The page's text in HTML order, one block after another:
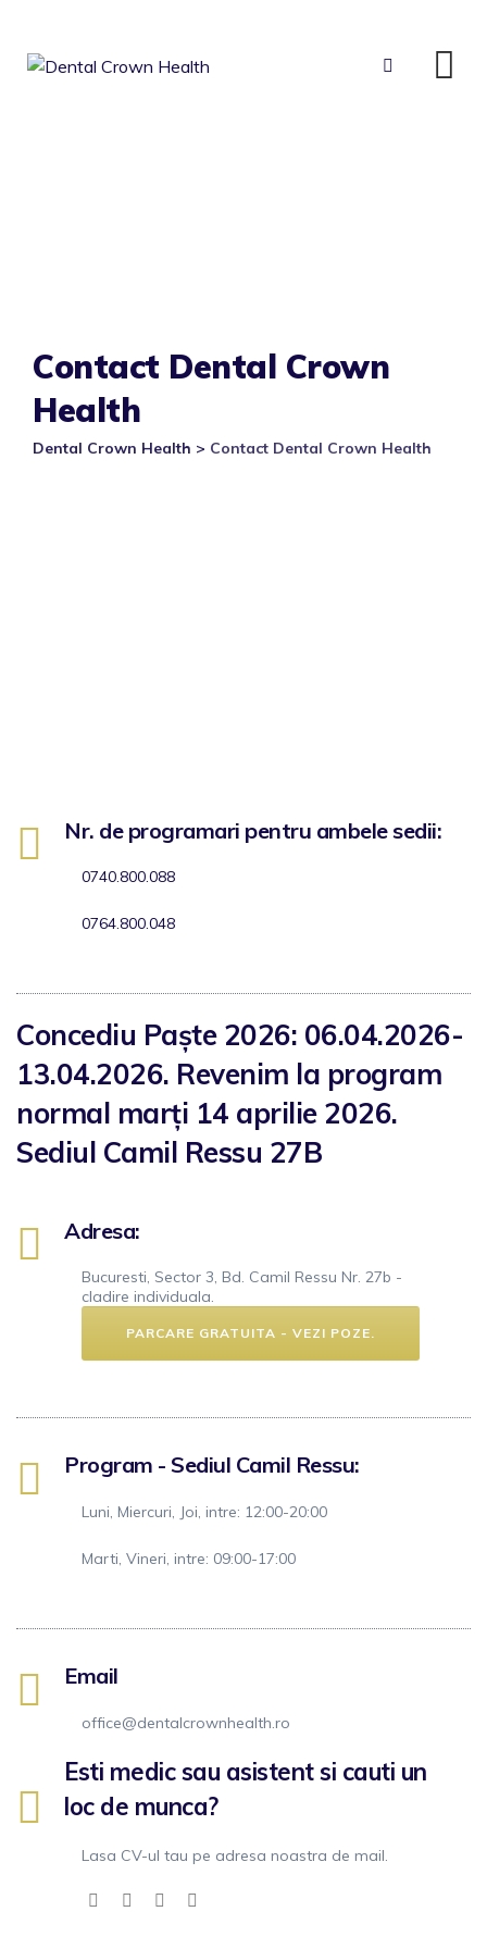
content
Contact Dental Crown
Health
Dental Crown Health > Contact Dental Crown Health
Nr. de programari pentru ambele sedii:
0740.800.088
0764.800.048
Concediu Paște 2026: 06.04.2026-
13.04.2026. Revenim la program
normal marți 14 aprilie 2026.
Sediul Camil Ressu 27B
Adresa:
Bucuresti, Sector 3, Bd. Camil Ressu Nr. 27b -
cladire individuala.
PARCARE GRATUITA - VEZI POZE.
Program - Sediul Camil Ressu:
Luni, Miercuri, Joi, intre: 12:00-20:00
Marti, Vineri, intre: 09:00-17:00
Email
office@dentalcrownhealth.ro
Esti medic sau asistent si cauti un
loc de munca?
Lasa CV-ul tau pe adresa noastra de mail.